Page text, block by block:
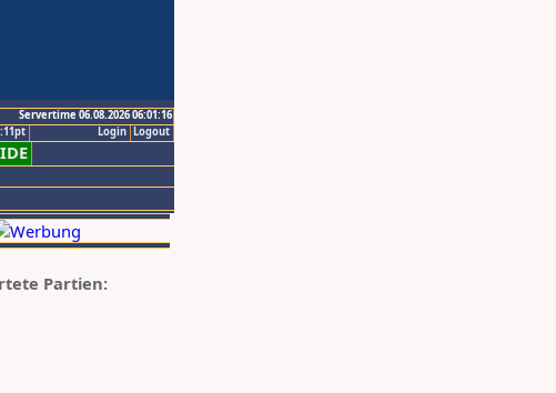
Servertime 06.08.2026 06:01:16
Logout
Login
Partien: